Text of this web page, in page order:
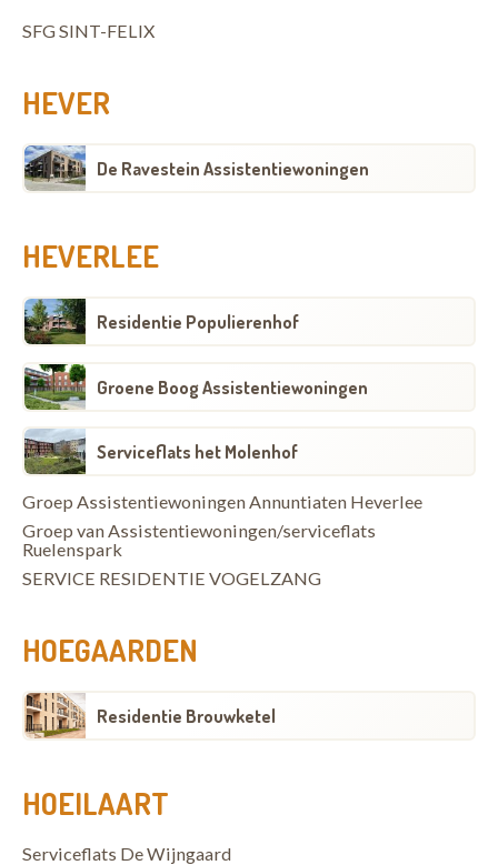
SFG SINT-FELIX
HEVER
De Ravestein Assistentiewoningen
HEVERLEE
Residentie Populierenhof
Groene Boog Assistentiewoningen
Serviceflats het Molenhof
Groep Assistentiewoningen Annuntiaten Heverlee
Groep van Assistentiewoningen/serviceflats
Ruelenspark
SERVICE RESIDENTIE VOGELZANG
HOEGAARDEN
Residentie Brouwketel
HOEILAART
Serviceflats De Wijngaard